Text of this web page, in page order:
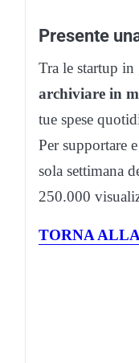
Presente
Tra le startup in
archiviare in
tue spese
Per supportare
sola settimana
250.000
TORNA